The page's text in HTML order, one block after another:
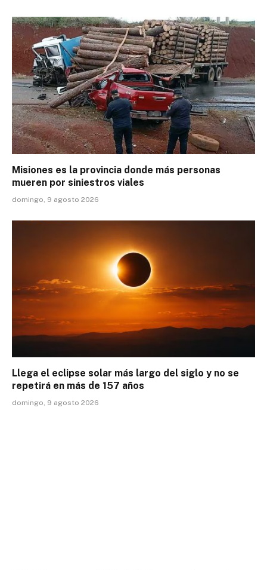
Misiones es la provincia donde más personas
mueren por siniestros viales
domingo, 9 agosto 2026
Llega el eclipse solar más largo del siglo y no se
repetirá en más de 157 años
domingo, 9 agosto 2026